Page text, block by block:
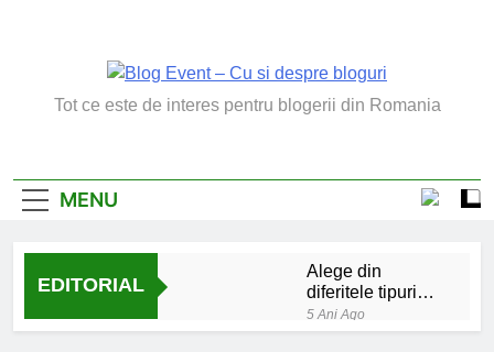
Blog Event – Cu Si
Tot ce este de interes pentru blogerii din Romania
MENU
EDITORIAL
Alege din
diferitele tipuri
de bratara de
argint
5 Ani Ago